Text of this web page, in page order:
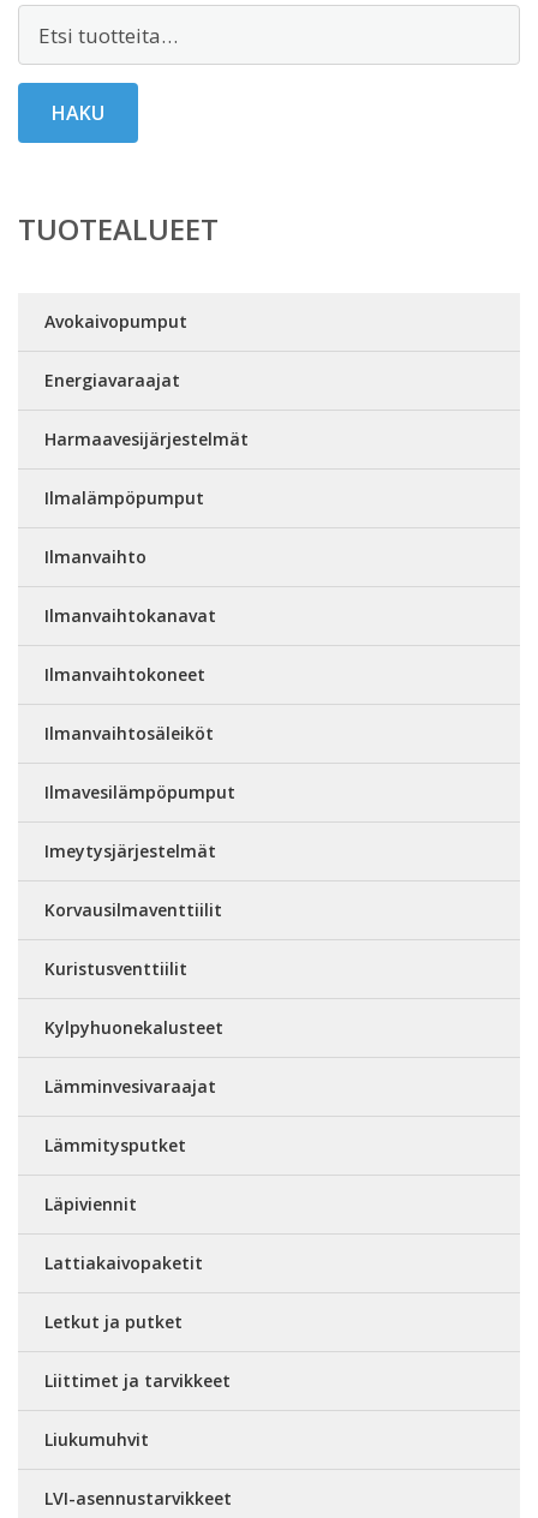
HAKU
TUOTEALUEET
Avokaivopumput
Energiavaraajat
Harmaavesijärjestelmät
Ilmalämpöpumput
Ilmanvaihto
Ilmanvaihtokanavat
Ilmanvaihtokoneet
Ilmanvaihtosäleiköt
Ilmavesilämpöpumput
Imeytysjärjestelmät
Korvausilmaventtiilit
Kuristusventtiilit
Kylpyhuonekalusteet
Lämminvesivaraajat
Lämmitysputket
Läpiviennit
Lattiakaivopaketit
Letkut ja putket
Liittimet ja tarvikkeet
Liukumuhvit
LVI-asennustarvikkeet